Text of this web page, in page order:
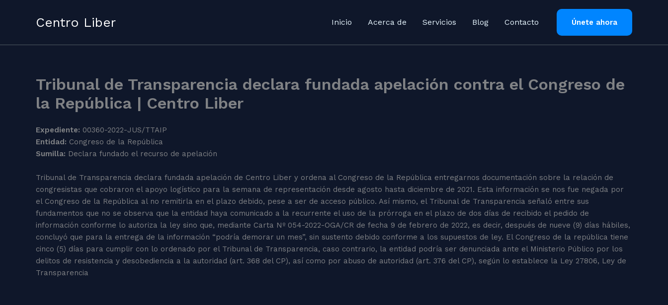
Centro Liber Inicio Acerca de Servicios Blog Contacto Únete ahora
Tribunal de Transparencia declara fundada apelación contra el Congreso de
la República | Centro Liber
Expediente: 00360-2022-JUS/TTAIP
Entidad: Congreso de la República
Sumilla: Declara fundado el recurso de apelación
Tribunal de Transparencia declara fundada apelación de Centro Liber y ordena al Congreso de la República entregarnos documentación sobre la relación de
congresistas que cobraron el apoyo logístico para la semana de representación desde agosto hasta diciembre de 2021. Esta información se nos fue negada por
el Congreso de la República al no remitirla en el plazo debido, pese a ser de acceso público. Así mismo, el Tribunal de Transparencia señaló entre sus
fundamentos que no se observa que la entidad haya comunicado a la recurrente el uso de la prórroga en el plazo de dos días de recibido el pedido de
información conforme lo autoriza la ley sino que, mediante Carta Nº 054-2022-OGA/CR de fecha 9 de febrero de 2022, es decir, después de nueve (9) días hábiles,
concluyó que para la entrega de la información “podría demorar un mes”, sin sustento debido conforme a los supuestos de ley. El Congreso de la república tiene
cinco (5) días para cumplir con lo ordenado por el Tribunal de Transparencia, caso contrario, la entidad podría ser denunciada ante el Ministerio Público por los
delitos de resistencia y desobediencia a la autoridad (art. 368 del CP), así como por abuso de autoridad (art. 376 del CP), según lo establece la Ley 27806, Ley de
Transparencia